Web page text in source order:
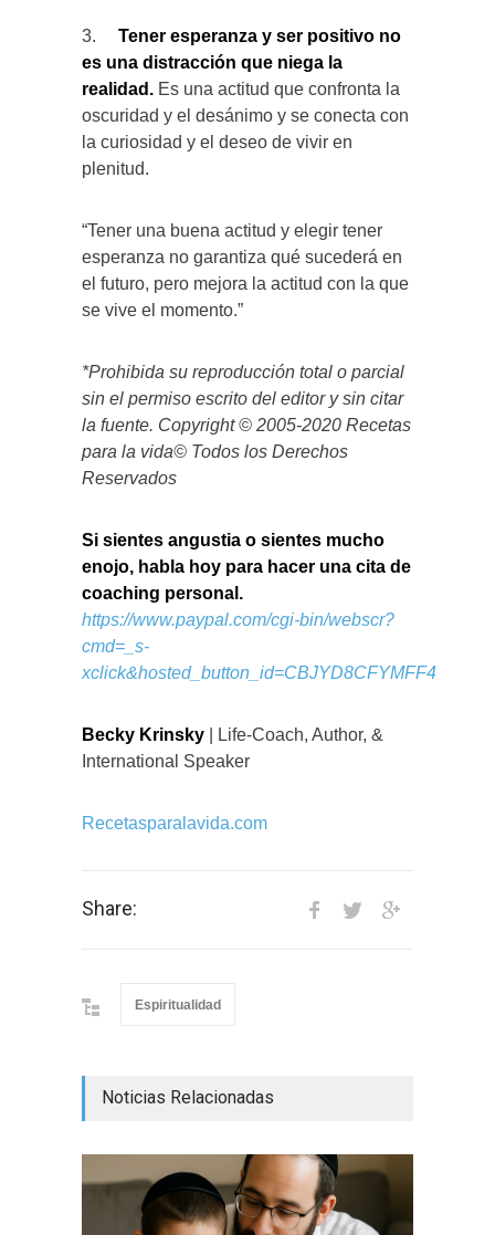
3. Tener esperanza y ser positivo no
es una distracción que niega la
realidad. Es una actitud que confronta la
oscuridad y el desánimo y se conecta con
la curiosidad y el deseo de vivir en
plenitud.
“Tener una buena actitud y elegir tener
esperanza no garantiza qué sucederá en
el futuro, pero mejora la actitud con la que
se vive el momento.”
*Prohibida su reproducción total o parcial
sin el permiso escrito del editor y sin citar
la fuente. Copyright © 2005-2020 Recetas
para la vida© Todos los Derechos
Reservados
Si sientes angustia o sientes mucho
enojo, habla hoy para hacer una cita de
coaching personal.
https://www.paypal.com/cgi-bin/webscr?
cmd=_s-
xclick&hosted_button_id=CBJYD8CFYMFF4
Becky Krinsky | Life-Coach, Author, &
International Speaker
Recetasparalavida.com
Share:
Espiritualidad
Noticias Relacionadas